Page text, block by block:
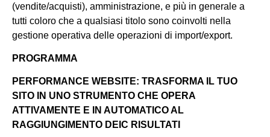
(vendite/acquisti), amministrazione, e più in generale a
tutti coloro che a qualsiasi titolo sono coinvolti nella
gestione operativa delle operazioni di import/export.
PROGRAMMA
PERFORMANCE WEBSITE: TRASFORMA IL TUO
SITO IN UNO STRUMENTO CHE OPERA
ATTIVAMENTE E IN AUTOMATICO AL
RAGGIUNGIMENTO DEIC RISULTATI